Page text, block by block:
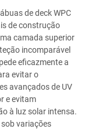
de deck WPC
de construção
camada superior
incomparável
eficazmente a
evitar o
avançados de UV
e evitam
à luz solar intensa.
variações